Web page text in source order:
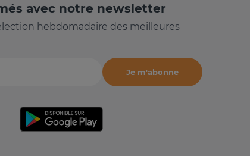
avec notre newsletter
hebdomadaire des meilleures
Je m'abonne